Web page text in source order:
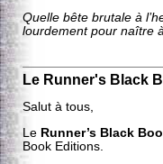
Quelle bête brutale à
lourdement pour naître
Le Runner's Black
Salut à tous,
Le Runner’s Black
Book Editions.